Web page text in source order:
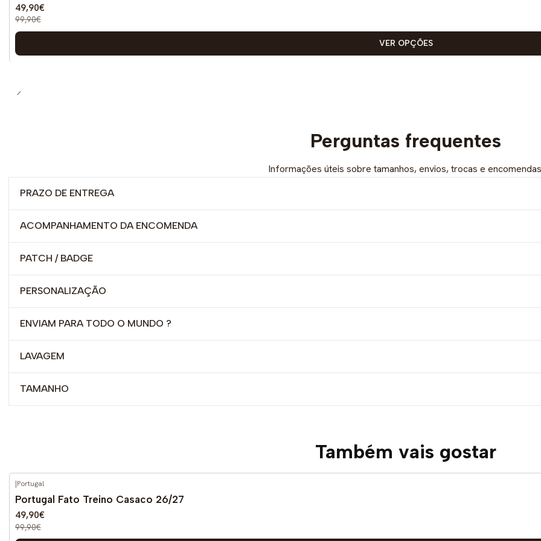
49,90€
99,90€
VER OPÇÕES
Perguntas frequentes
Informações úteis sobre tamanhos, envios, trocas e
PRAZO DE ENTREGA
ACOMPANHAMENTO DA ENCOMENDA
PATCH / BADGE
PERSONALIZAÇÃO
ENVIAM PARA TODO O MUNDO ?
LAVAGEM
TAMANHO
Também vais gostar
DESCONTO
|Portugal
Portugal Fato Treino Casaco 26/27
49,90€
99,90€